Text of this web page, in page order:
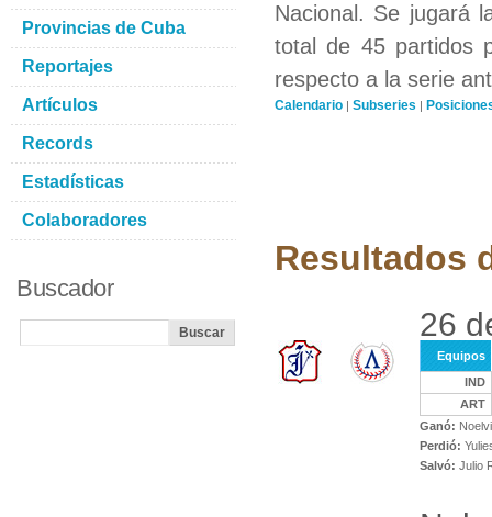
Nacional. Se jugará
total de 45 partidos
respecto a la serie
Calendario | Subseries |
Resultados
26
Equipos
IND
ART
Ganó:
Perdió:
Salvó: Julio
Provincias de Cuba
Reportajes
Artículos
Records
Estadísticas
Colaboradores
Buscador